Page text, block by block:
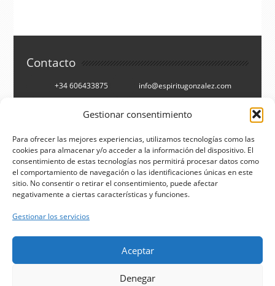
Gestionar consentimiento
Para ofrecer las mejores experiencias, utilizamos tecnologías como las
cookies para almacenar y/o acceder a la información del dispositivo. El
consentimiento de estas tecnologías nos permitirá procesar datos como
el comportamiento de navegación o las identificaciones únicas en este
sitio. No consentir o retirar el consentimiento, puede afectar
negativamente a ciertas características y funciones.
Gestionar los servicios
Aceptar
Denegar
Contacto
+34 606433875 info@espiritugonzalez.com
Cartagena, España
Síguenos en
Facebook
Twitter
You Tube
RSS
Buscar
Aviso legal